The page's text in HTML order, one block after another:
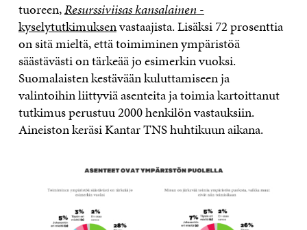
tuoreen,Resurssiviisas kansalainen-
kyselytutkimuksenvastaajista. Lisäksi 72 prosenttia
on sitä mieltä, että toimiminen ympäristöä
säästävästi on tärkeää jo esimerkin vuoksi.
Suomalaisten kestävään kuluttamiseen ja
valintoihin liittyviä asenteita ja toimia kartoittanut
tutkimus perustuu 2000 henkilön vastauksiin.
Aineiston keräsi Kantar TNS huhtikuun aikana.